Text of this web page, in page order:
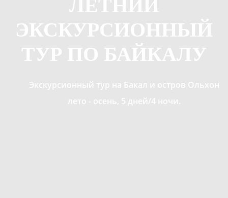
ЛЕТНИЙ
ЭКСКУРСИОННЫЙ
ТУР ПО БАЙКАЛУ
Экскурсионный тур на Бакал и остров Ольхон
лето - осень, 5 дней/4 ночи.